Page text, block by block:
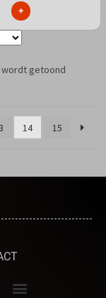
+
wordt getoond
14 15